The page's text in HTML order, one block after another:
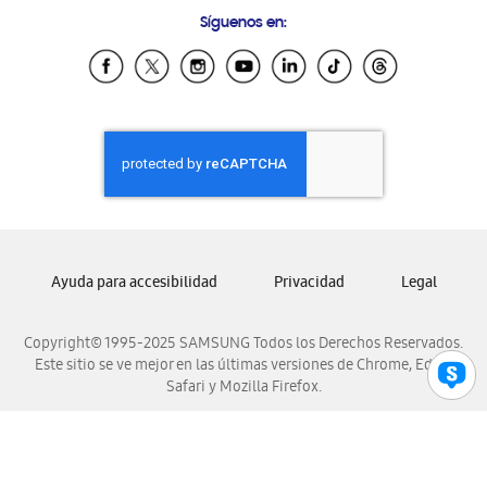
Samsung Ecuador
Samsung El Salvador
Samsung Honduras
Samsung Nicaragua
Samsung Panamá
Samsung Venezuela
Síguenos en:
Copyright© 1995-2025 SAMSUNG Todos los Derechos Reservados.
Este sitio se ve mejor en las últimas versiones de Chrome, Edge,
Safari y Mozilla Firefox.
Ayuda para accesibilidad Privacidad Legal